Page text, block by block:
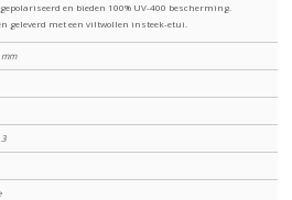
en bieden 100% UV-400 bescherming.
geleverd met een viltwollen insteek-etui.
mm
3